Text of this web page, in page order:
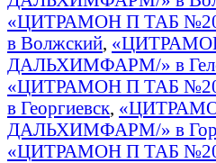
«ЦИТРАМОН П ТАБ
в Волжский,
ДАЛЬХИМФАРМ/» в
«ЦИТРАМОН П ТАБ
в Георгиевск,
ДАЛЬХИМФАРМ/» в
«ЦИТРАМОН П ТАБ